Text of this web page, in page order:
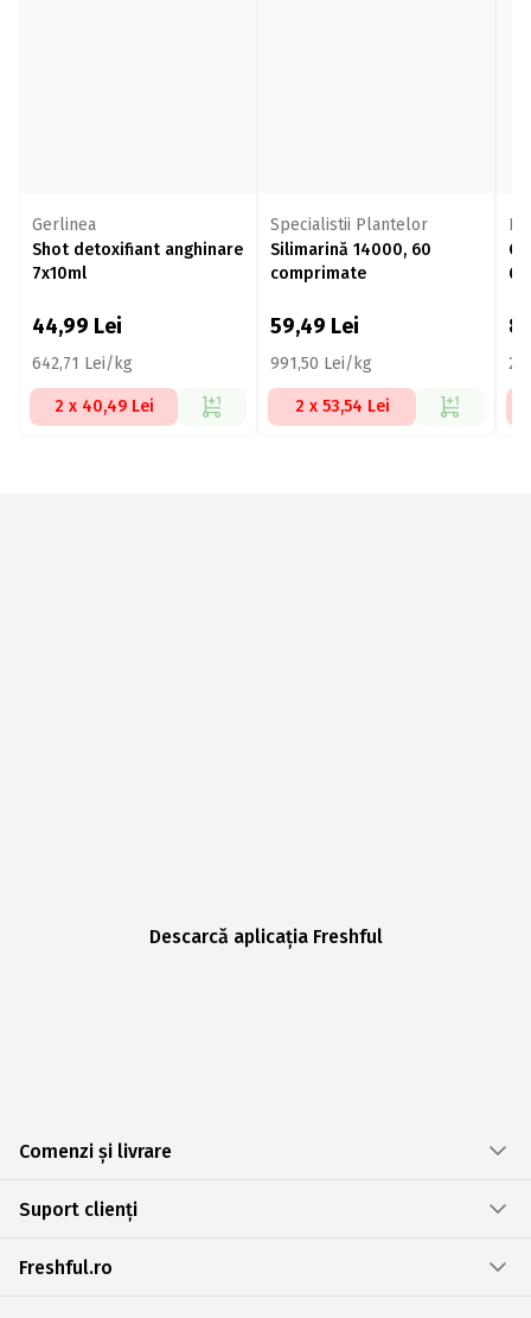
Gerlinea
Shot detoxifiant anghinare
7x10ml
44,99 Lei
642,71 Lei/kg
2 x 40,49 Lei
Specialistii Plantelor
Silimarină 14000, 60
comprimate
59,49 Lei
991,50 Lei/kg
2 x 53,54 Lei
Descarcă aplicația Freshful
Comenzi și livrare
Suport clienți
Freshful.ro